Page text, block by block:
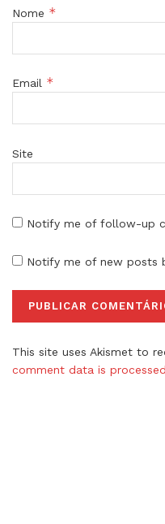
Nome *
Email *
Site
Notify me of follow-up
Notify me of new posts
This site uses Akismet to
comment data is